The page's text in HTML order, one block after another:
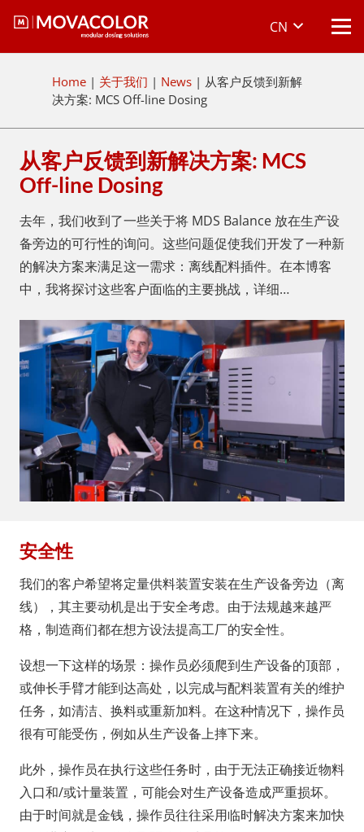
CN
Home | 关于我们 | News | 从客户反馈到新解
决方案: MCS Off-line Dosing
从客户反馈到新解决方案: MCS
Off-line Dosing
去年，我们收到了一些关于将 MDS Balance 放在生产设
备旁边的可行性的询问。这些问题促使我们开发了一种新
的解决方案来满足这一需求：离线配料插件。在本博客
中，我将探讨这些客户面临的主要挑战，详细…
安全性
我们的客户希望将定量供料装置安装在生产设备旁边（离
线），其主要动机是出于安全考虑。由于法规越来越严
格，制造商们都在想方设法提高工厂的安全性。
设想一下这样的场景：操作员必须爬到生产设备的顶部，
或伸长手臂才能到达高处，以完成与配料装置有关的维护
任务，如清洁、换料或重新加料。在这种情况下，操作员
很有可能受伤，例如从生产设备上摔下来。
此外，操作员在执行这些任务时，由于无法正确接近物料
入口和/或计量装置，可能会对生产设备造成严重损坏。
由于时间就是金钱，操作员往往采用临时解决方案来加快